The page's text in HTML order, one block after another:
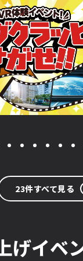
23件すべて見る
げイベ